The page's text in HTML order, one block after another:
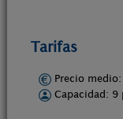
Tarifas
Precio
Capacidad: 9